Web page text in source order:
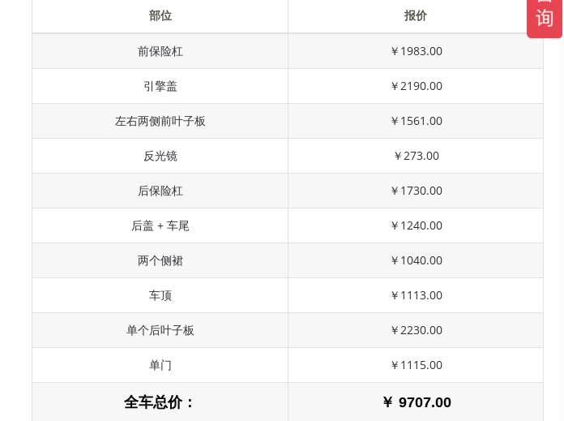
部位 报价
前保险杠 ￥1983.00
引擎盖 ￥2190.00
左右两侧前叶子板 ￥1561.00
反光镜 ￥273.00
后保险杠 ￥1730.00
后盖 + 车尾 ￥1240.00
两个侧裙 ￥1040.00
车顶 ￥1113.00
单个后叶子板 ￥2230.00
单门 ￥1115.00
全车总价： ￥ 9707.00